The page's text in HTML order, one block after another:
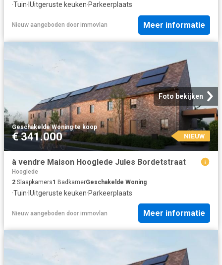
·Tuin· IUitgeruste keuken·Parkeerplaats
Nieuw aangeboden door immovlan Meer informatie
Foto bekijken
Geschakelde Woning·te koop
€ 341.000 NIEUW
à vendre Maison Hooglede Jules Bordetstraat
Hooglede
2 Slaapkamers1 BadkamerGeschakelde Woning
·Tuin· IUitgeruste keuken·Parkeerplaats
Nieuw aangeboden door immovlan Meer informatie